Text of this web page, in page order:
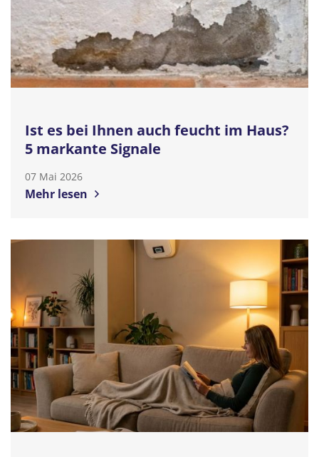
Ist es bei Ihnen auch feucht im Haus?
5 markante Signale
07 Mai 2026
Mehr lesen